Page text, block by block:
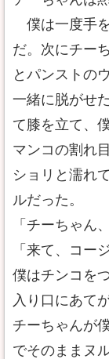
僕は一度手
だ。次にチー
とパンストの
一緒に脱がせ
て膝を立て、
マンコの割れ
ショリと濡れ
ルだった。
「チーちゃん
「来て、コー
僕はチンコを
入り口にあて
チーちゃんが
でそのままヌ